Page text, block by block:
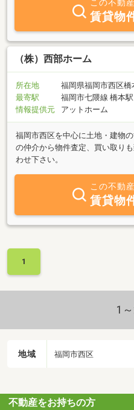
この不動
賃貸物
（株）西部ホーム
所在地
福岡県福岡市西区橋
最寄駅
福岡市七隈線 橋本
情報提供元
アットホーム
福岡市西区を中心に土地・建物
の仲介から物件査定、買い取り
わせ下さい。
この不動
賃貸物
1
1
地域 福岡市西区
不動産をお持ちの方